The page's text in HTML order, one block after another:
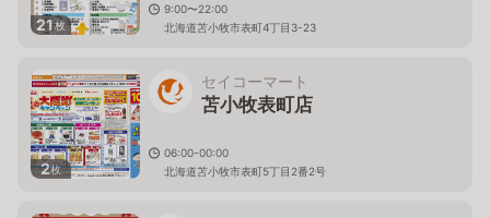
21枚
9:00〜22:00
北海道苫小牧市表町4丁目3-23
2枚
セイコーマート
苫小牧表町店
06:00-00:00
北海道苫小牧市表町5丁目2番2号